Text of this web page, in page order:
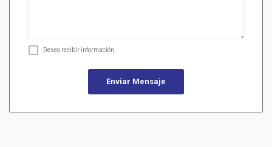
Deseo recibir información
Enviar Mensaje